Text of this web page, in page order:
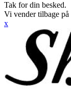
Tak for din besked.
Vi vender tilbage på
x